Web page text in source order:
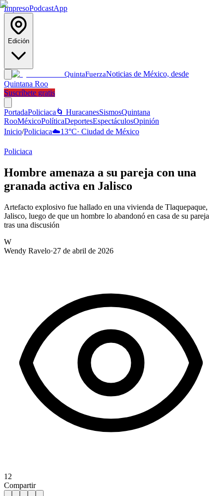
ImpresoPodcastApp
Edición
QuintaFuerzaNoticias de México, desde
Quintana Roo
Suscríbete gratis
PortadaPoliciaca 🌀 HuracanesSismosQuintana
RooMéxicoPolíticaDeportesEspectáculosOpinión
Inicio/Policiaca☁️13°C· Ciudad de México
Policiaca
Hombre amenaza a su pareja con una
granada activa en Jalisco
Artefacto explosivo fue hallado en una vivienda de Tlaquepaque,
Jalisco, luego de que un hombre lo abandonó en casa de su pareja
tras una discusión
W
Wendy Ravelo·27 de abril de 2026
12
Compartir